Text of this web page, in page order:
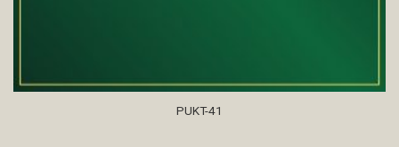
PUKT-41